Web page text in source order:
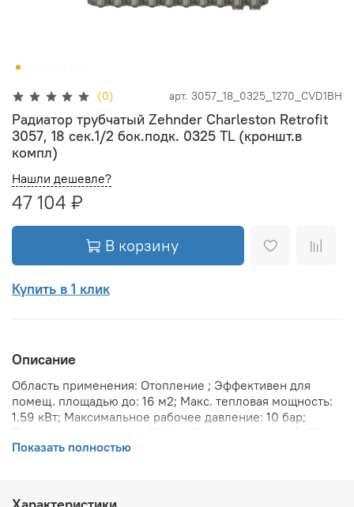
(0) арт. 3057_18_0325_1270_CVD1BH
Радиатор трубчатый Zehnder Charleston Retrofit
3057, 18 сек.1/2 бок.подк. 0325 TL (кроншт.в
компл)
Нашли дешевле?
47 104 ₽
В корзину
Купить в 1 клик
Описание
Область применения: Отопление ; Эффективен для
помещ. площадью до: 16 м2; Макс. тепловая мощность:
1.59 кВт; Максимальное рабочее давление: 10 бар;
1593 Вт; Теплоотдача при Δt 60: 1296 Вт; Теплоотдача
; Макс. температура теплоносителя: 110 °С; Межосевое
Показать полностью